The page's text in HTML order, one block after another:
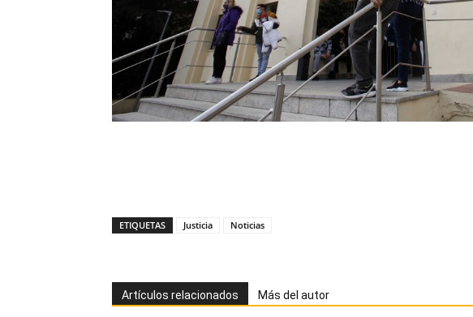
ETIQUETAS Justicia Noticias
Artículos relacionados Más del autor